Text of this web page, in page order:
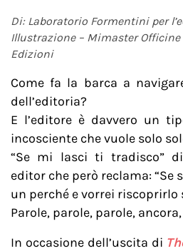
Di: Laboratorio Formentini per
Illustrazione – Mimaster
Edizioni
Come fa la barca a
dell’editoria?
E l’editore è davvero un
incosciente che vuole solo
“Se mi lasci ti tradisco”
editor che però reclama: “Se
un perché e vorrei riscoprirlo
Parole, parole, parole,
In occasione dell’uscita di